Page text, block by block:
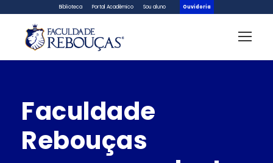
Biblioteca Portal Acadêmico Sou aluno Ouvidoria
Faculdade
Rebouças